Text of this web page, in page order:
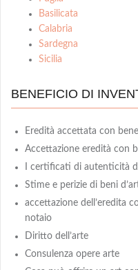
Basilicata
Calabria
Sardegna
Sicilia
BENEFICIO DI
Eredità accettata con
Accettazione eredità con
I certificati di autenticità
Stime e perizie di beni
accettazione dell’eredita
notaio
Diritto dell’arte
Consulenza opere arte